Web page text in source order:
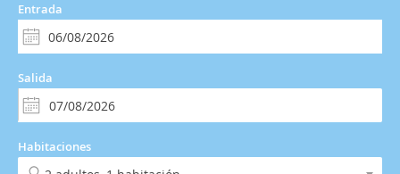
Entrada
Salida
Habitaciones